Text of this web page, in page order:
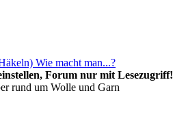
Wie macht man...?
Forum nur mit Lesezugriff!
rund um Wolle und Garn